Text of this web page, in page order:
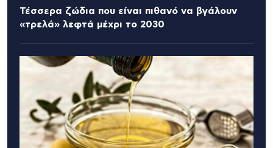
Τέσσερα ζώδια που είναι πιθανό να βγάλουν
«τρελά» λεφτά μέχρι το 2030